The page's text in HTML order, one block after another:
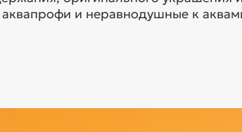
и неравнодушные к